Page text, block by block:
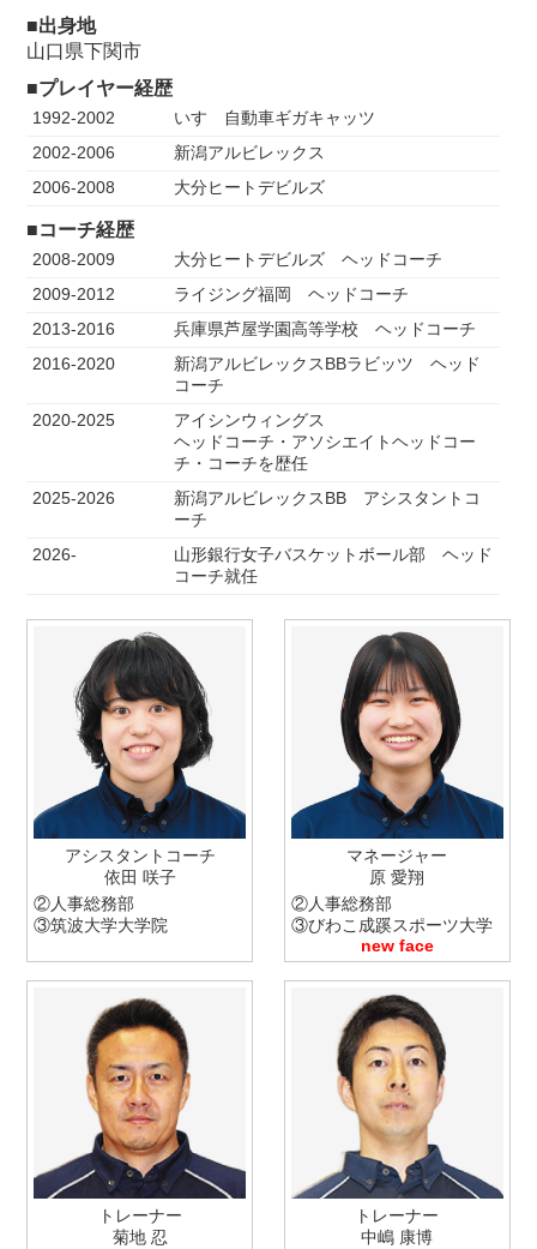
■出身地
山口県下関市
■プレイヤー経歴
1992-2002
いすゞ自動車ギガキャッツ
2002-2006
新潟アルビレックス
2006-2008
大分ヒートデビルズ
■コーチ経歴
2008-2009
大分ヒートデビルズ ヘッドコーチ
2009-2012
ライジング福岡 ヘッドコーチ
2013-2016
兵庫県芦屋学園高等学校 ヘッドコーチ
2016-2020
新潟アルビレックスBBラビッツ ヘッド
コーチ
2020-2025
アイシンウィングス
ヘッドコーチ・アソシエイトヘッドコー
チ・コーチを歴任
2025-2026
新潟アルビレックスBB アシスタントコ
ーチ
2026-
山形銀行女子バスケットボール部 ヘッド
コーチ就任
アシスタントコーチ
依田 咲子
② 人事総務部
③筑波大学大学院
マネージャー
原 愛翔
② 人事総務部
③びわこ成蹊スポーツ大学
new face
トレーナー
菊地 忍
トレーナー
中嶋 康博